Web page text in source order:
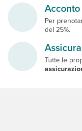
Per
del 25%.
Tutte le